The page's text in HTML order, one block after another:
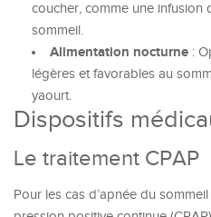
coucher, comme une infusion
sommeil.
Alimentation nocturne :
légères et favorables au
yaourt.
Dispositifs
Le traitement CPAP
Pour les cas d’apnée du